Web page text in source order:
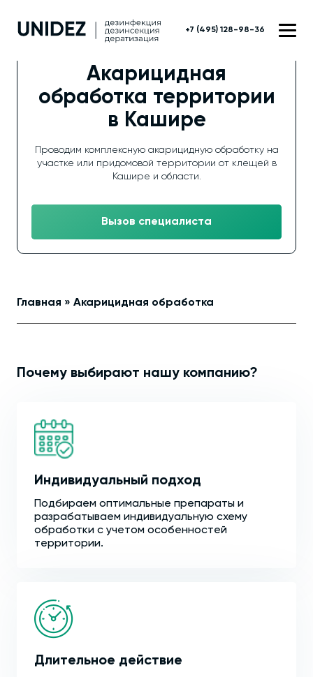
+7 (495) 128-98-36
Акарицидная
обработка территории
в Кашире
Проводим комплексную акарицидную обработку на
участке или придомовой территории от клещей в
Кашире и области.
Вызов специалиста
Главная » Акарицидная обработка
Почему выбирают нашу компанию?
Индивидуальный подход
Подбираем оптимальные препараты и
разрабатываем индивидуальную схему
обработки с учетом особенностей
территории.
Длительное действие